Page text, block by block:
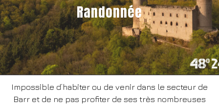
Randonnée
Impossible d’habiter ou de venir dans le secteur de
Barr et de ne pas profiter de ses très nombreuses